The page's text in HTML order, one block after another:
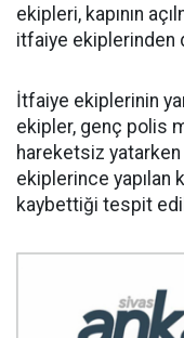
ekipleri, kapının
itfaiye ekiplerinden
İtfaiye ekiplerinin
ekipler, genç polis
hareketsiz yatarken
ekiplerince yapılan
kaybettiği tespit